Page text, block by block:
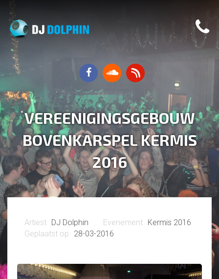
VEREENIGINGSGEBOUW
BOVENKARSPEL KERMIS
2016
DJ Dolphin
Kermis 2016
28-03-2016